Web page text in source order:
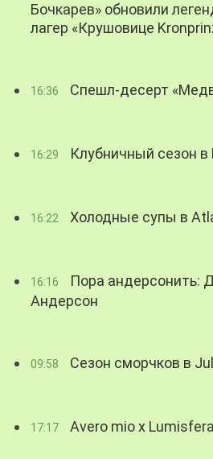
Бочкарев» обновили
лагер «Крушовице
16:36 Спешл-десерт
16:29 Клубничный сезон в
16:22 Холодные супы в
16:16
Пора андерсонить:
Андерсон
09:58 Сезон сморчков в
17:17 Avero mio x Lumisfera